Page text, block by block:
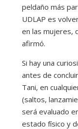
peldaño más
UDLAP es
en las mujeres,
afirmó.
Si hay una
antes de
Tani, en
(saltos,
será evaluado
estado físico y